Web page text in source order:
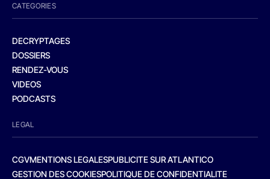
CATEGORIES
DECRYPTAGES
DOSSIERS
RENDEZ-VOUS
VIDEOS
PODCASTS
LEGAL
CGVMENTIONS LEGALESPUBLICITE SUR ATLANTICO
GESTION DES COOKIESPOLITIQUE DE CONFIDENTIALITE